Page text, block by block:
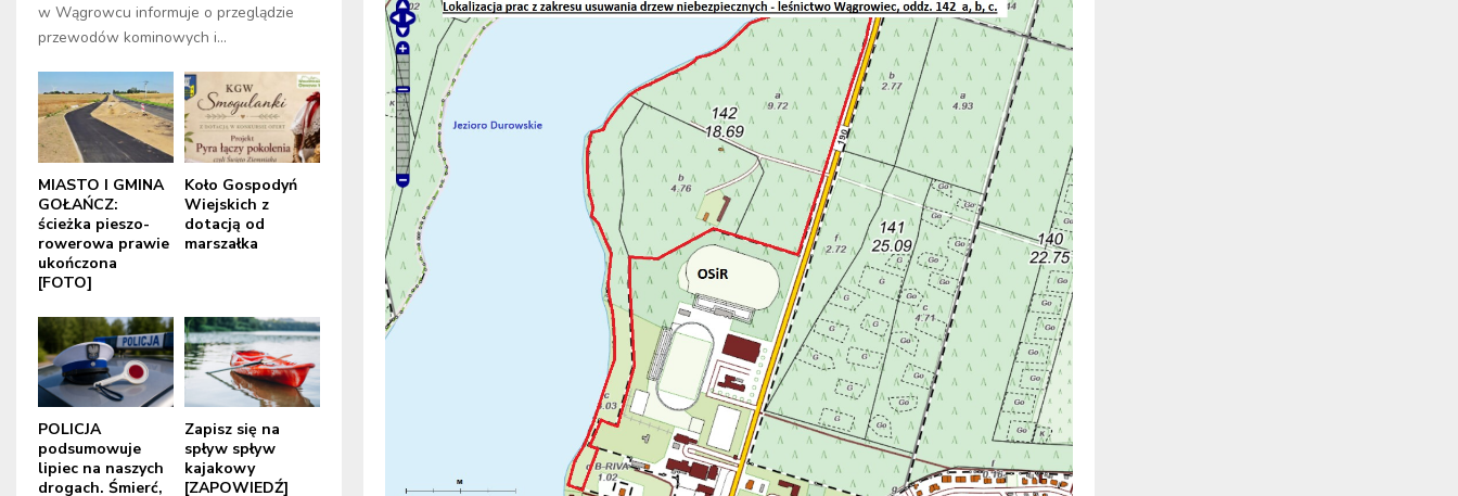
w Wągrowcu informuje o przeglądzie
przewodów kominowych i...
MIASTO I GMINA
GOŁAŃCZ:
ścieżka pieszo-
rowerowa prawie
ukończona
[FOTO]
Koło Gospodyń
Wiejskich z
dotacją od
marszałka
POLICJA
podsumowuje
lipiec na naszych
drogach. Śmierć,
Zapisz się na
spływ spływ
kajakowy
[ZAPOWIEDŹ]